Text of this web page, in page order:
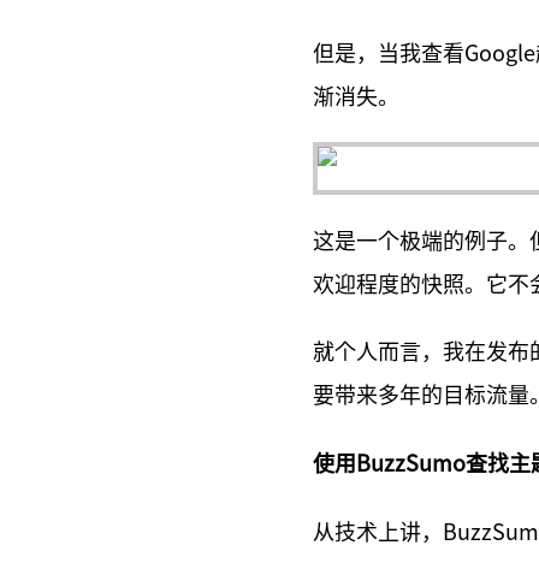
但是，当我查看
渐消失。
这是一个极端的例子。
欢迎程度的快照。它
就个人而言，我在发布
要带来多年的目标流量
使用BuzzSumo查找主
从技术上讲，